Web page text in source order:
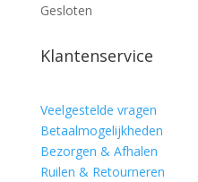
Gesloten
Klantenservice
Veelgestelde vragen
Betaalmogelijkheden
Bezorgen & Afhalen
Ruilen & Retourneren